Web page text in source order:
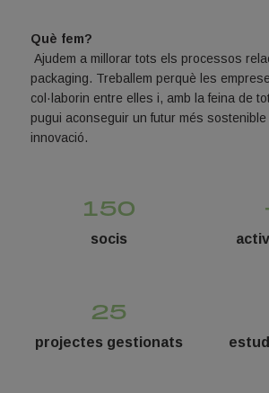
Què fem?
Ajudem a millorar tots els processos
packaging. Treballem perquè les
col·laborin entre elles i, amb la feina de
pugui aconseguir un futur més
innovació.
150
socis
25
projectes gestionats